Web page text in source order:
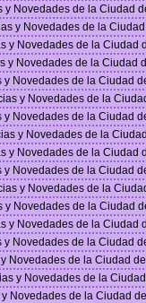
y Novedades de la Ciudad
y Novedades de la
y Novedades de la Ciudad
y Novedades de la Ciudad
y Novedades de la Ciudad
y Novedades de la
y Novedades de la Ciudad
y Novedades de la
y Novedades de la Ciudad
y Novedades de la Ciudad
y Novedades de la
y Novedades de la Ciudad
y Novedades de la Ciudad
y Novedades de la Ciudad
Novedades de la Ciudad
y Novedades de la
y Novedades de la Ciudad